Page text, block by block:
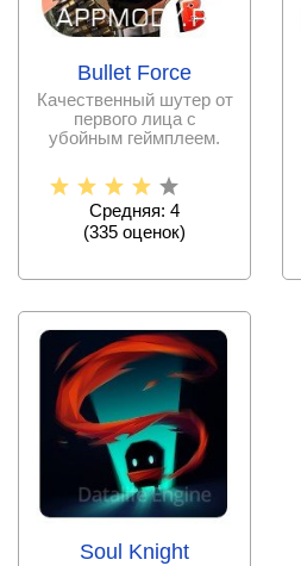
Bullet Force
Качественный шутер от
первого лица с
убойным геймплеем.
Средняя: 4
(335 оценок)
Soul Knight